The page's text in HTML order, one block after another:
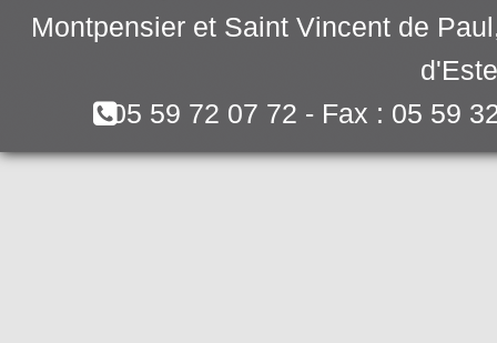
Montpensier et Saint Vincent de
05 59 72 07 72 - Fax : 05 59